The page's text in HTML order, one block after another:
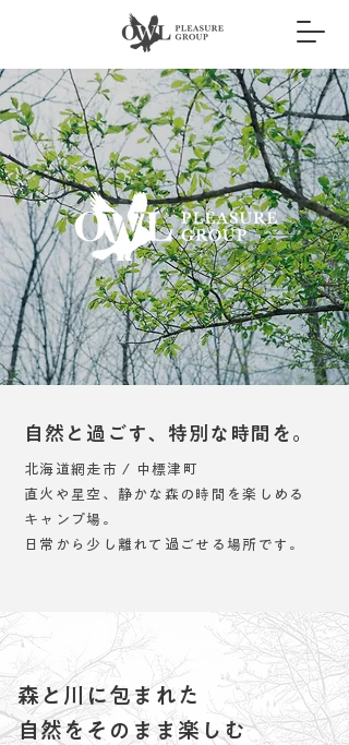
自然と過ごす、特別な時間を。
北海道網走市 / 中標津町
直火や星空、静かな森の時間を楽しめる
キャンプ場。
日常から少し離れて過ごせる場所です。
森と川に包まれた
自然をそのまま楽しむ